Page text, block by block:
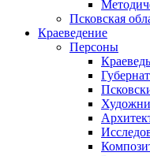
Псковская
Краеведение
Персоны